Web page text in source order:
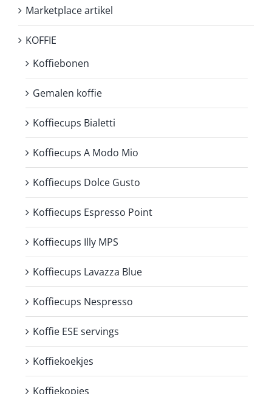
Marketplace artikel
KOFFIE
Koffiebonen
Gemalen koffie
Koffiecups Bialetti
Koffiecups A Modo Mio
Koffiecups Dolce Gusto
Koffiecups Espresso Point
Koffiecups Illy MPS
Koffiecups Lavazza Blue
Koffiecups Nespresso
Koffie ESE servings
Koffiekoekjes
Koffiekopjes